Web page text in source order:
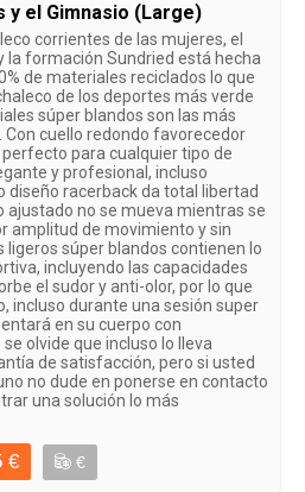
y el Gimnasio (Large)
corrientes de las mujeres, el
la formación Sundried está hecha
de materiales reciclados lo que
de los deportes más verde
súper blandos son las más
cuello redondo favorecedor
para cualquier tipo de
y profesional, incluso
diseño racerback da total libertad
ajustado no se mueva mientras se
amplitud de movimiento y sin
súper blandos contienen lo
incluyendo las capacidades
el sudor y anti-olor, por lo que
incluso durante una sesión super
en su cuerpo con
olvide que incluso lo lleva
de satisfacción, pero si usted
no dude en ponerse en contacto
una solución lo más
€ €